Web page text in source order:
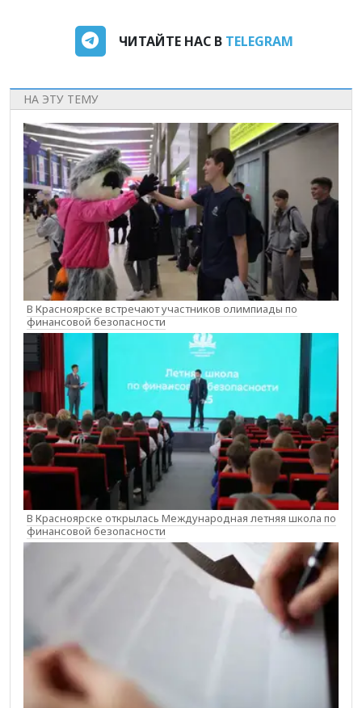
ЧИТАЙТЕ НАС В TELEGRAM
НА ЭТУ ТЕМУ
В Красноярске встречают участников олимпиады по
финансовой безопасности
В Красноярске открылась Международная летняя школа по
финансовой безопасности